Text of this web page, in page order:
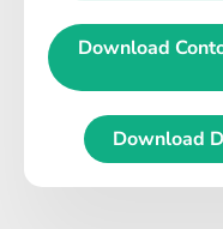
Download
Download